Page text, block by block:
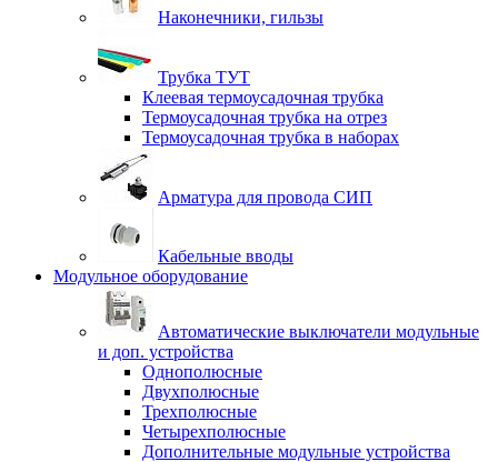
Наконечники, гильзы
Трубка ТУТ
Клеевая термоусадочная трубка
Термоусадочная трубка на отрез
Термоусадочная трубка в наборах
Арматура для провода СИП
Кабельные вводы
Модульное оборудование
Автоматические выключатели модульные
и доп. устройства
Однополюсные
Двухполюсные
Трехполюсные
Четырехполюсные
Дополнительные модульные устройства